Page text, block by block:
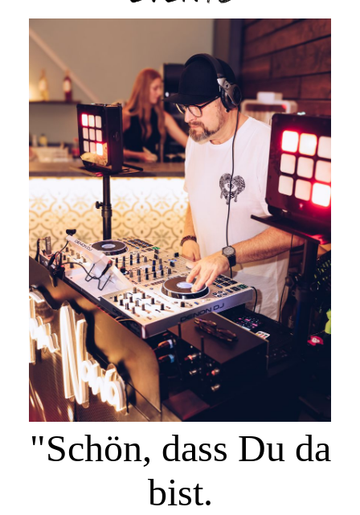
"Schön, dass Du da
bist.